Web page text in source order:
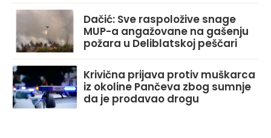
Dačić: Sve raspoložive snage
MUP-a angažovane na gašenju
požara u Deliblatskoj peščari
Krivična prijava protiv muškarca
iz okoline Pančeva zbog sumnje
da je prodavao drogu